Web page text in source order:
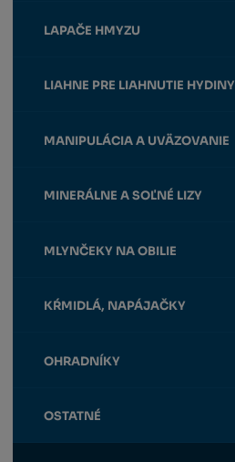
LAPAČE HMYZU
LIAHNE PRE LIAHNUTIE HYDINY
MANIPULÁCIA A UVÄZOVANIE
MINERÁLNE A SOĽNÉ LIZY
MLYNČEKY NA OBILIE
KŔMIDLÁ, NAPÁJAČKY
OHRADNÍKY
OSTATNÉ